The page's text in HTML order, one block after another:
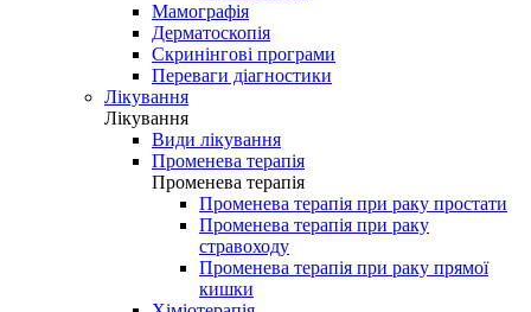
Мамографія
Дерматоскопія
Скринінгові програми
Переваги діагностики
Лікування
Лікування
Види лікування
Променева терапія
Променева терапія
Променева терапія при раку простати
Променева терапія при раку
стравоходу
Променева терапія при раку прямої
кишки